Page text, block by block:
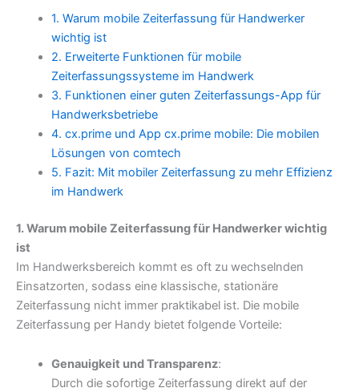
1. Warum mobile Zeiterfassung für Handwerker
wichtig ist
2. Erweiterte Funktionen für mobile
Zeiterfassungssysteme im Handwerk
3. Funktionen einer guten Zeiterfassungs-App für
Handwerksbetriebe
4. cx.prime und App cx.prime mobile: Die mobilen
Lösungen von comtech
5. Fazit: Mit mobiler Zeiterfassung zu mehr Effizienz
im Handwerk
1. Warum mobile Zeiterfassung für Handwerker wichtig
ist
Im Handwerksbereich kommt es oft zu wechselnden
Einsatzorten, sodass eine klassische, stationäre
Zeiterfassung nicht immer praktikabel ist. Die mobile
Zeiterfassung per Handy bietet folgende Vorteile:
Genauigkeit und Transparenz:
Durch die sofortige Zeiterfassung direkt auf der